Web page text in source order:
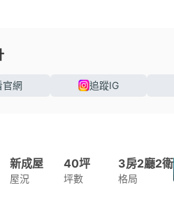
官網 追蹤IG
新成屋
屋況
40坪
坪數
3房2廳2衛
格局